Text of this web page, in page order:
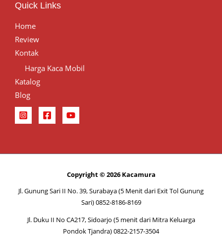
Quick Links
Home
Review
Kontak
Harga Kaca Mobil
Katalog
Blog
Copyright © 2026 Kacamura
Jl. Gunung Sari II No. 39, Surabaya (5 Menit dari Exit Tol Gunung
Sari) 0852-8186-8169
Jl. Duku II No CA217, Sidoarjo (5 menit dari Mitra Keluarga
Pondok Tjandra) 0822-2157-3504